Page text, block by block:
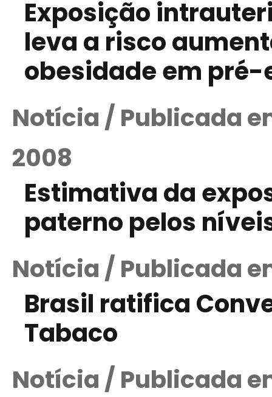
Exposição
leva a risco
obesidade em
Notícia / Publicada
2008
Estimativa da
paterno pelos
Notícia / Publicada
Brasil ratifica
Tabaco
Notícia / Publicada